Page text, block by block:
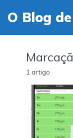
O Blog
1 artigo